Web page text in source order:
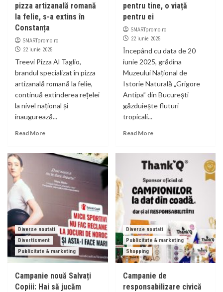
pizza artizanală romană
la felie, s-a extins în
Constanța
SMARTpromo.ro
22 iunie 2025
Treevi Pizza Al Taglio,
brandul specializat în pizza
artizanală romană la felie,
continuă extinderea rețelei
la nivel național și
inaugurează...
Read More
pentru tine, o viață
pentru ei
SMARTpromo.ro
22 iunie 2025
Începând cu data de 20
iunie 2025, grădina
Muzeului Național de
Istorie Naturală „Grigore
Antipa” din București
găzduiește fluturi
tropicali...
Read More
Diverse noutati
Divertisment
Publicitate & marketing
Campanie nouă Salvați
Copiii: Hai să jucăm
Diverse noutati
Publicitate & marketing
Shopping
Campanie de
responsabilizare civică